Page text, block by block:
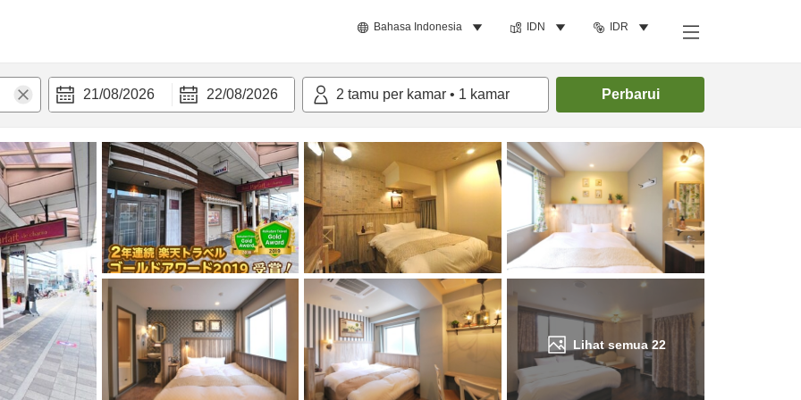
Bahasa Indonesia IDN IDR
21/08/2026 22/08/2026 2 tamu per kamar • 1 kamar Perbarui
Lihat semua 22
Cari kamar